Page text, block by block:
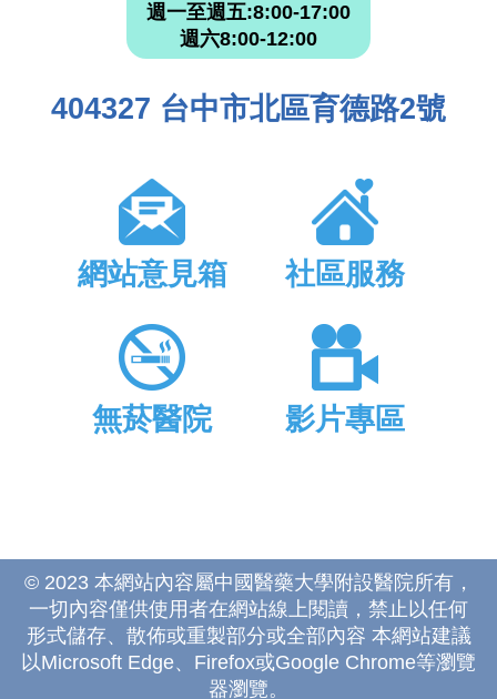
週一至週五:8:00-17:00
週六8:00-12:00
404327 台中市北區育德路2號
網站意見箱 社區服務
無菸醫院 影片專區
© 2023 本網站內容屬中國醫藥大學附設醫院所有，
一切內容僅供使用者在網站線上閱讀，禁止以任何
形式儲存、散佈或重製部分或全部內容 本網站建議
以Microsoft Edge、Firefox或Google Chrome等瀏覽
器瀏覽。